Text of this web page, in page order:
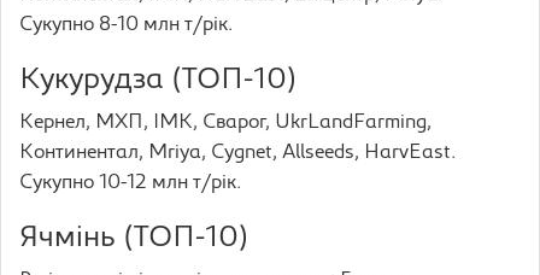
Сукупно 8-10 млн т/рік.
Кукурудза (ТОП-10)
Кернел, МХП, ІМК, Сварог, UkrLandFarming,
Континентал, Mriya, Cygnet, Allseeds, HarvEast.
Сукупно 10-12 млн т/рік.
Ячмінь (ТОП-10)